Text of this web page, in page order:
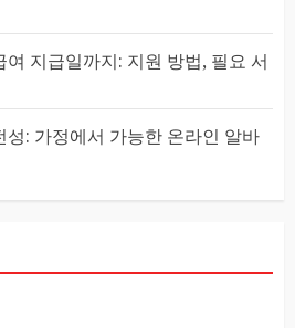
지급일까지: 지원 방법, 필요 서
: 가정에서 가능한 온라인 알바